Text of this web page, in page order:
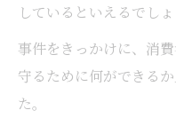
しているといえるでしょ
事件をきっかけに、消
守るために何ができる
た。